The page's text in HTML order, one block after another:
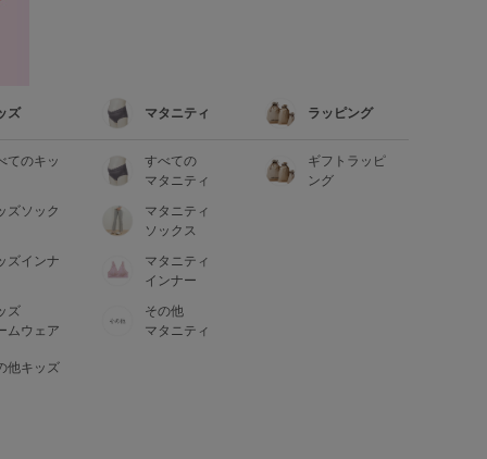
ズ
てのキッ
ズソック
ズインナ
ズ
ムウェア
他キッズ
マタニティ
すべての
マタニティ
マタニティ
ソックス
マタニティ
インナー
その他
マタニティ
ラッピング
ギフトラッピ
ング